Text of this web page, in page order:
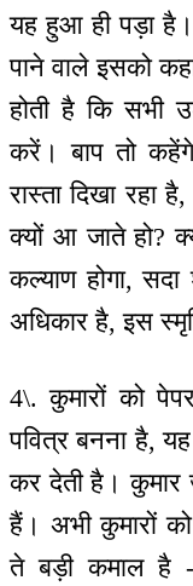
यह हुआ ही पड़ा
पाने वाले इसको
होती है कि सभी
करें। बाप तो
रास्ता दिखा रहा
क्यों आ जाते हो?
कल्याण होगा,
अधिकार है, इस
4\. कुमारों को
पवित्र बनना है,
कर देती है। कुमार
हैं। अभी कुमारों
ते बड़ी कमाल है